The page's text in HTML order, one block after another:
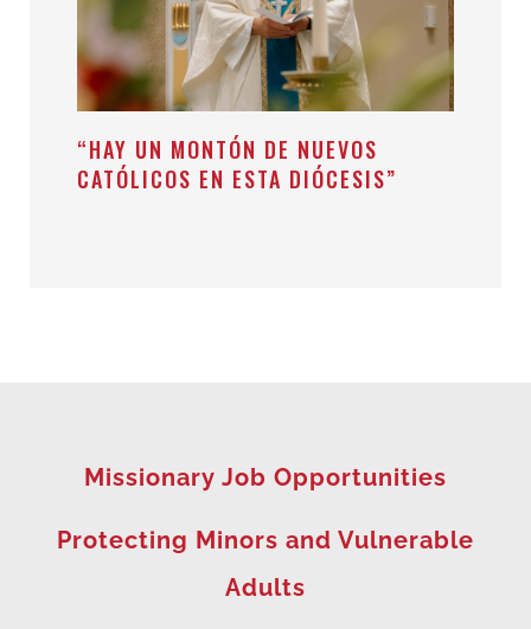
“HAY UN MONTÓN DE NUEVOS
CATÓLICOS EN ESTA DIÓCESIS”
Missionary Job Opportunities
Protecting Minors and Vulnerable
Adults